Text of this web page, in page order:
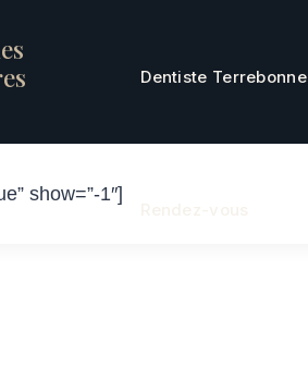
Dentiste Terrebonne
show=”-1″]